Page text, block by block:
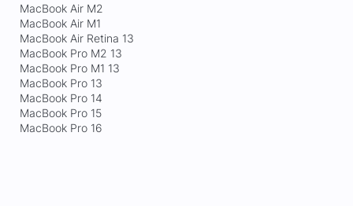
MacBook Air M2
MacBook Air M1
MacBook Air Retina 13
MacBook Pro M2 13
MacBook Pro M1 13
MacBook Pro 13
MacBook Pro 14
MacBook Pro 15
MacBook Pro 16